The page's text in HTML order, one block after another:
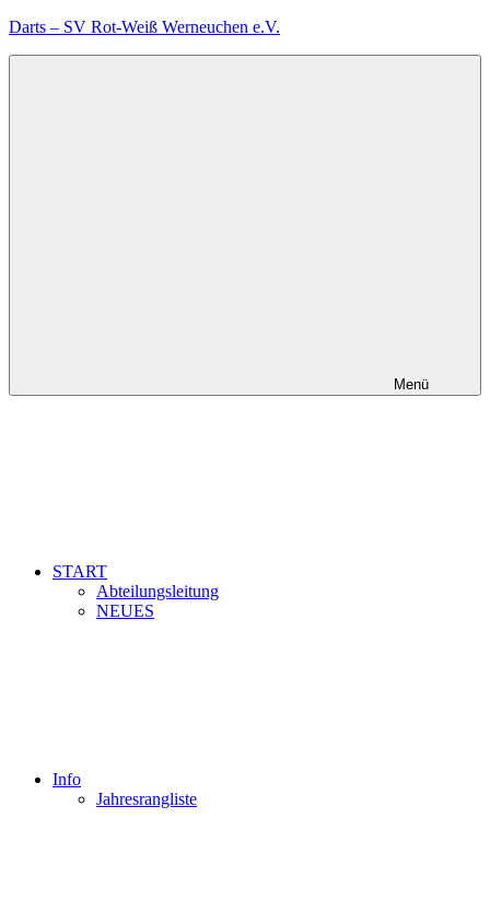
Zum
Darts – SV Rot-Weiß Werneuchen e.V.
Menü
START
Abteilungsleitung
NEUES
Info
Jahresrangliste